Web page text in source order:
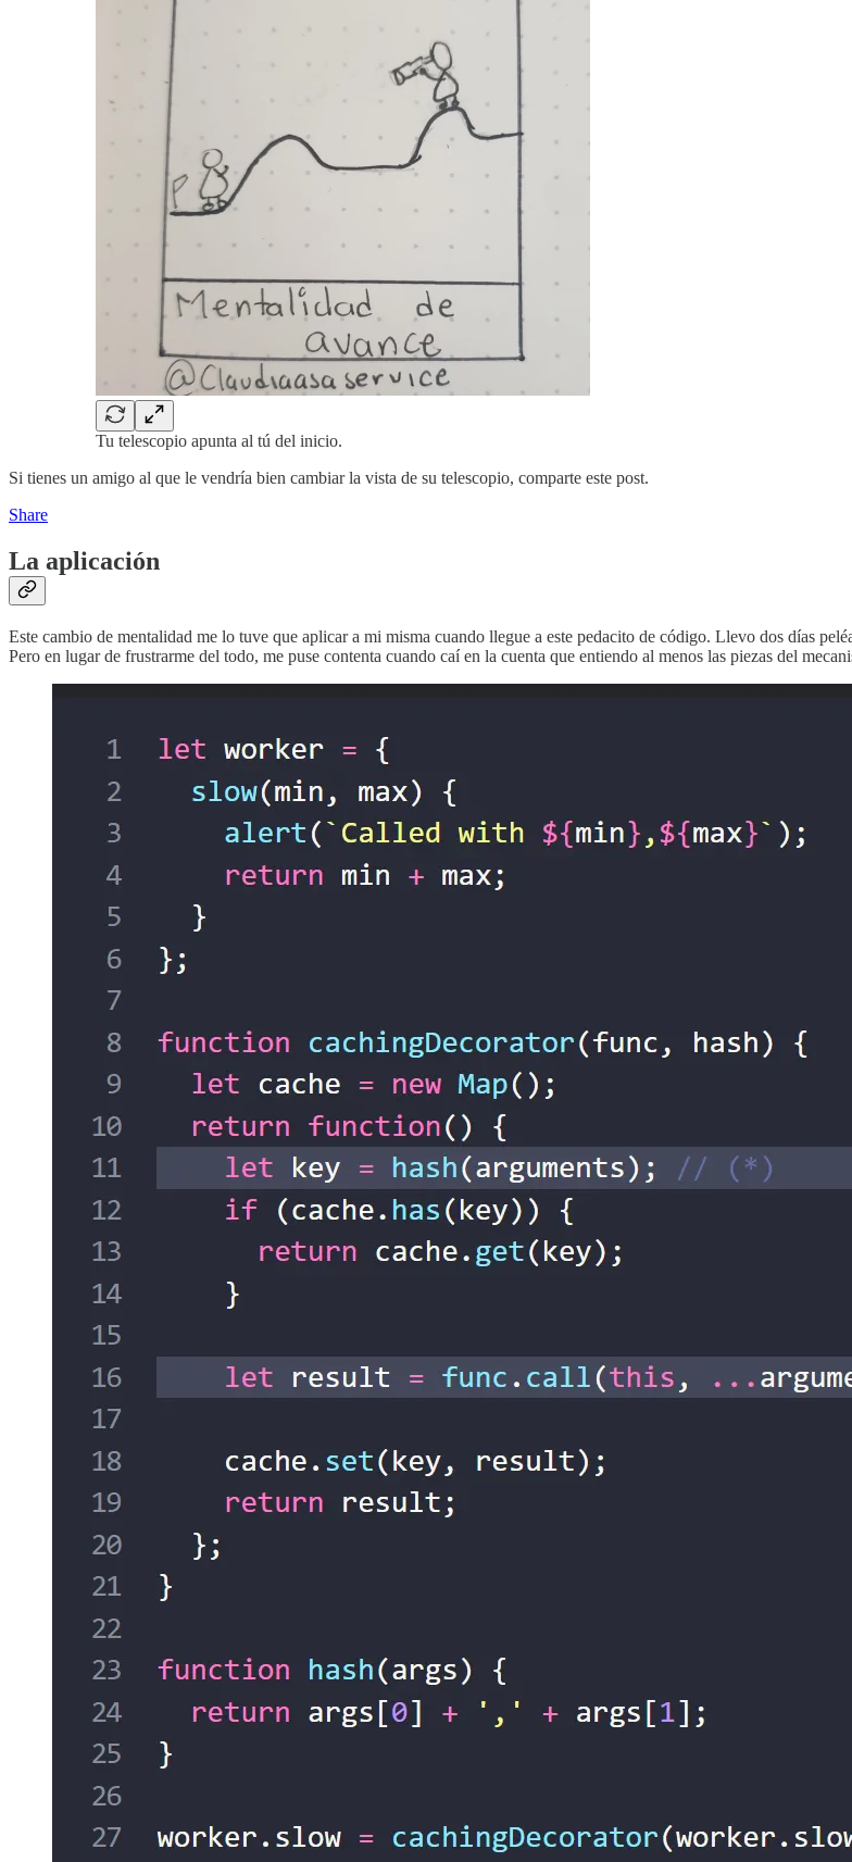
Tu telescopio apunta al tú del inicio.
Si tienes un amigo al que le vendría bien cambiar la vista de su telescopio, comparte este post.
Share
La aplicación
Este cambio de mentalidad me lo tuve que aplicar a mi misma cuando llegue a este pedacito de código. Llevo dos días
Pero en lugar de frustrarme del todo, me puse contenta cuando caí en la cuenta que entiendo al menos las piezas del